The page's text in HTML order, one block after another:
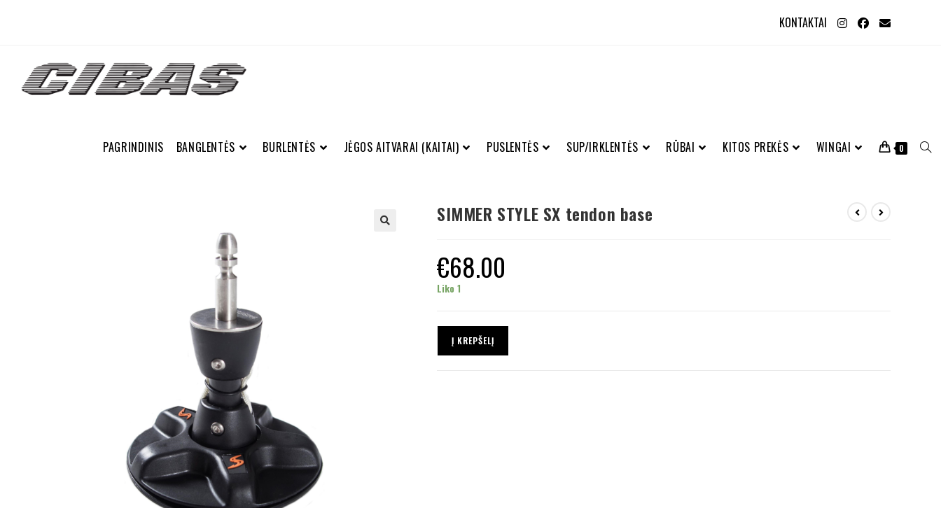
KONTAKTAI
PAGRINDINIS BANGLENTĖS BURLENTĖS JĖGOS AITVARAI (KAITAI) PUSLENTĖS SUP/IRKLENTĖS RŪBAI KITOS PREKĖS WINGAI 0
SIMMER STYLE SX tendon base
€68.00
Liko 1
Į KREPŠELĮ